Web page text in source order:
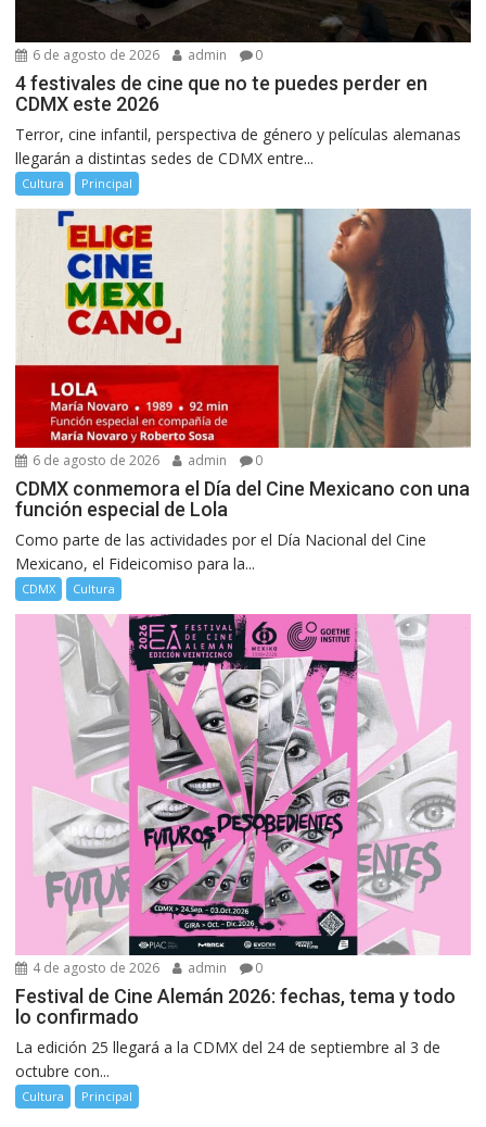
6 de agosto de 2026 admin 0
4 festivales de cine que no te puedes perder en
CDMX este 2026
Terror, cine infantil, perspectiva de género y películas alemanas
llegarán a distintas sedes de CDMX entre...
Cultura Principal
6 de agosto de 2026 admin 0
CDMX conmemora el Día del Cine Mexicano con una
función especial de Lola
Como parte de las actividades por el Día Nacional del Cine
Mexicano, el Fideicomiso para la...
CDMX Cultura
4 de agosto de 2026 admin 0
Festival de Cine Alemán 2026: fechas, tema y todo
lo confirmado
La edición 25 llegará a la CDMX del 24 de septiembre al 3 de
octubre con...
Cultura Principal